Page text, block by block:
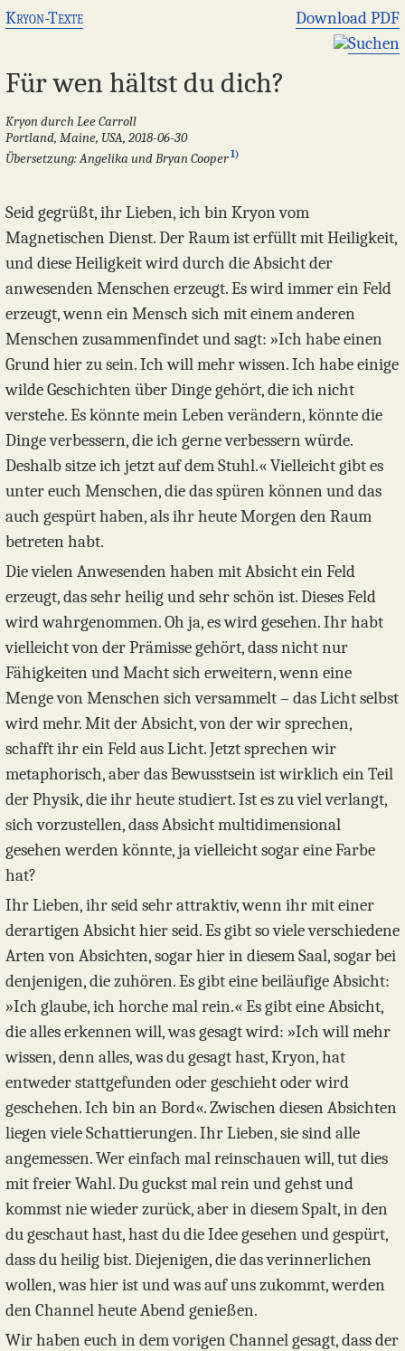
Kryon-Texte
Download PDF
Suchen
Für wen hältst du dich?
Kryon durch Lee Carroll
Portland, Maine, USA, 2018-06-30
Übersetzung: Angelika und Bryan Cooper1)
Seid gegrüßt, ihr Lieben, ich bin Kryon vom
Magnetischen Dienst. Der Raum ist erfüllt mit Heiligkeit,
und diese Heiligkeit wird durch die Absicht der
anwesenden Menschen erzeugt. Es wird immer ein Feld
erzeugt, wenn ein Mensch sich mit einem anderen
Menschen zusammenfindet und sagt: »Ich habe einen
Grund hier zu sein. Ich will mehr wissen. Ich habe einige
wilde Geschichten über Dinge gehört, die ich nicht
verstehe. Es könnte mein Leben verändern, könnte die
Dinge verbessern, die ich gerne verbessern würde.
Deshalb sitze ich jetzt auf dem Stuhl.« Vielleicht gibt es
unter euch Menschen, die das spüren können und das
auch gespürt haben, als ihr heute Morgen den Raum
betreten habt.
Die vielen Anwesenden haben mit Absicht ein Feld
erzeugt, das sehr heilig und sehr schön ist. Dieses Feld
wird wahrgenommen. Oh ja, es wird gesehen. Ihr habt
vielleicht von der Prämisse gehört, dass nicht nur
Fähigkeiten und Macht sich erweitern, wenn eine
Menge von Menschen sich versammelt – das Licht selbst
wird mehr. Mit der Absicht, von der wir sprechen,
schafft ihr ein Feld aus Licht. Jetzt sprechen wir
metaphorisch, aber das Bewusstsein ist wirklich ein Teil
der Physik, die ihr heute studiert. Ist es zu viel verlangt,
sich vorzustellen, dass Absicht multidimensional
gesehen werden könnte, ja vielleicht sogar eine Farbe
hat?
Ihr Lieben, ihr seid sehr attraktiv, wenn ihr mit einer
derartigen Absicht hier seid. Es gibt so viele verschiedene
Arten von Absichten, sogar hier in diesem Saal, sogar bei
denjenigen, die zuhören. Es gibt eine beiläufige Absicht:
»Ich glaube, ich horche mal rein.« Es gibt eine Absicht,
die alles erkennen will, was gesagt wird: »Ich will mehr
wissen, denn alles, was du gesagt hast, Kryon, hat
entweder stattgefunden oder geschieht oder wird
geschehen. Ich bin an Bord«. Zwischen diesen Absichten
liegen viele Schattierungen. Ihr Lieben, sie sind alle
angemessen. Wer einfach mal reinschauen will, tut dies
mit freier Wahl. Du guckst mal rein und gehst und
kommst nie wieder zurück, aber in diesem Spalt, in den
du geschaut hast, hast du die Idee gesehen und gespürt,
dass du heilig bist. Diejenigen, die das verinnerlichen
wollen, was hier ist und was auf uns zukommt, werden
den Channel heute Abend genießen.
Wir haben euch in dem vorigen Channel gesagt, dass der